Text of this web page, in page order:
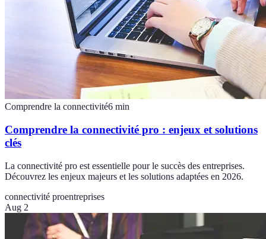
Comprendre la connectivité6 min
Comprendre la connectivité pro : enjeux et solutions
clés
La connectivité pro est essentielle pour le succès des entreprises.
Découvrez les enjeux majeurs et les solutions adaptées en 2026.
connectivité proentreprises
Aug 2